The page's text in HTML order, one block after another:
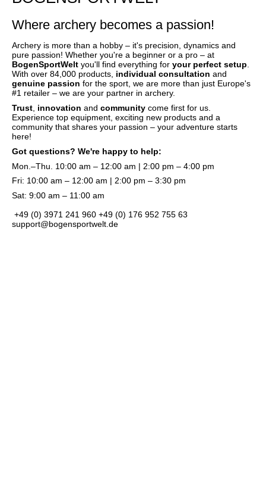
Where archery becomes a passion!
Archery is more than a hobby – it's precision, dynamics and
pure passion! Whether you're a beginner or a pro – at
BogenSportWelt you'll find everything for your perfect setup.
With over 84,000 products, individual consultation and
genuine passion for the sport, we are more than just Europe's
#1 retailer – we are your partner in archery.
Trust innovation and community come first for us.
Experience top equipment, exciting new products and a
community that shares your passion – your adventure starts
here!
Got questions? We're happy to help:
Mon.–Thu. 10:00 am – 12:00 am | 2:00 pm – 4:00 pm
Fri: 10:00 am – 12:00 am | 2:00 pm – 3:30 pm
Sat: 9:00 am – 11:00 am
+49 (0) 3971 241 960 +49 (0) 176 952 755 63
support@bogensportwelt.de